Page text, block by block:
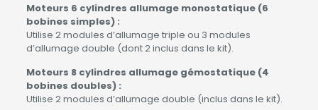
Moteurs 6 cylindres allumage monostatique (6
bobines simples) :
Utilise 2 modules d’allumage triple ou 3 modules
d’allumage double (dont 2 inclus dans le kit).
Moteurs 8 cylindres allumage gémostatique (4
bobines doubles) :
Utilise 2 modules d’allumage double (inclus dans le kit).